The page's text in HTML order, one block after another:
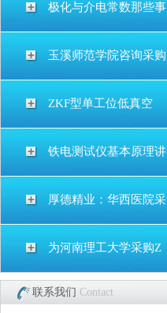
极化与介电常数那些事
玉溪师范学院咨询采购
ZKF型单工位低真空
铁电测试仪基本原理讲
厚德精业：华西医院采
为河南理工大学采购Z
联系我们 Contact